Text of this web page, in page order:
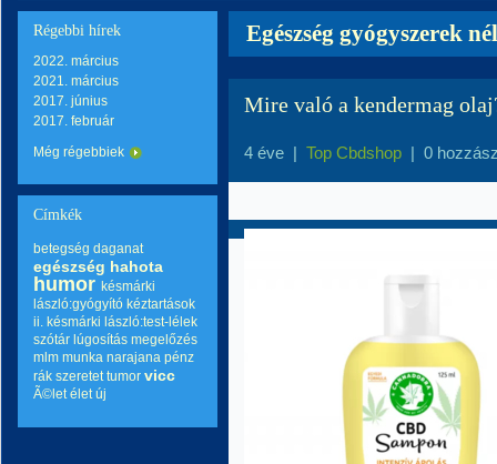
Régebbi hírek
2022. március
2021. március
2017. június
2017. február
Még régebbiek
Címkék
betegség daganat
egészség hahota
humor késmárki
lászló:gyógyító kéztartások
ii. késmárki lászló:test-lélek
szótár lúgosítás megelőzés
mlm munka narajana pénz
rák szeretet tumor vicc
Ã©let élet új
Egészség gyógyszerek
Mire való a kendermag
4 éve | Top Cbdshop | 0